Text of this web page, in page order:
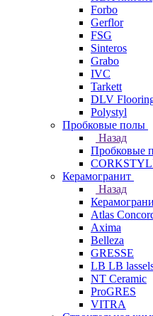
Forbo
Gerflor
FSG
Sinteros
Grabo
IVC
Tarkett
DLV
Polystyl
Пробковые полы
Назад
Пробковые
Керамогранит
Назад
Atlas
Axima
Belleza
GRESSE
LB LB
NT Ceramic
ProGRES
VITRA